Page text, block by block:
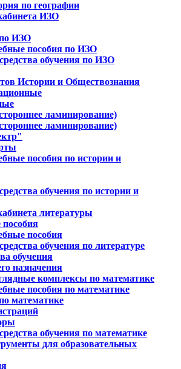
по географии
ИЗО
ИЗО
пособия по ИЗО
обучения по ИЗО
Истории и Обществознания
ламинирование)
ламинирование)
пособия по истории и
обучения по истории и
литературы
пособия
обучения по литературе
обучения
назначения
комплексы по математике
пособия по математике
математике
обучения по математике
для образовательных